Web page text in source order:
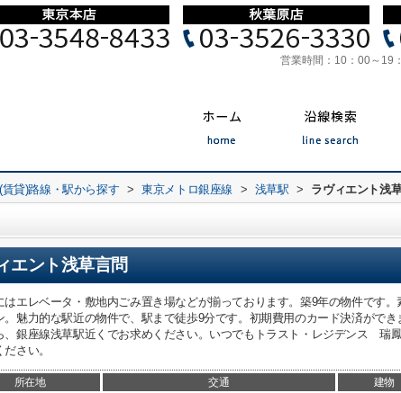
営業時間： 10：00～19
(賃貸)路線・駅から探す > 東京メトロ銀座線 > 浅草駅 > ラヴィエント浅
エント浅草言問
はエレベータ・敷地内ごみ置き場などが揃っております。築9年の物件です
。魅力的な駅近の物件で、駅まで徒歩9分です。初期費用のカード決済がで
、銀座線浅草駅近くでお求めください。いつでもトラスト・レジデンス 瑞
さい。
所在地 交通 建物